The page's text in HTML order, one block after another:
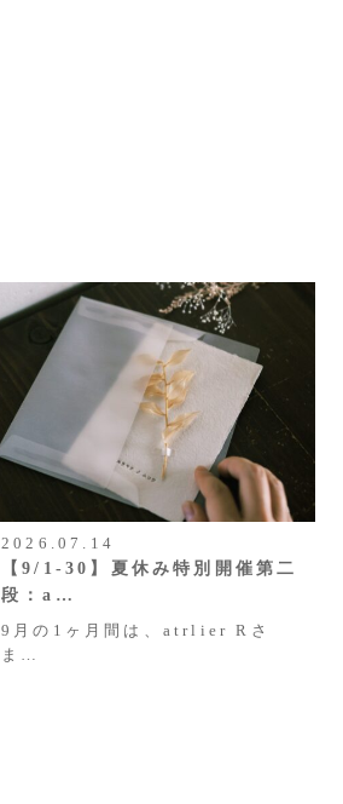
2026.07.14
【9/1-30】夏休み特別開催第二
段：a…
9月の1ヶ月間は、atrlier Rさ
ま…